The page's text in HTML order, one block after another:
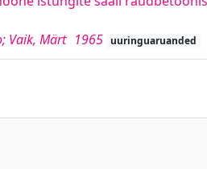
Vaik, Märt 1965 uuringuaruanded